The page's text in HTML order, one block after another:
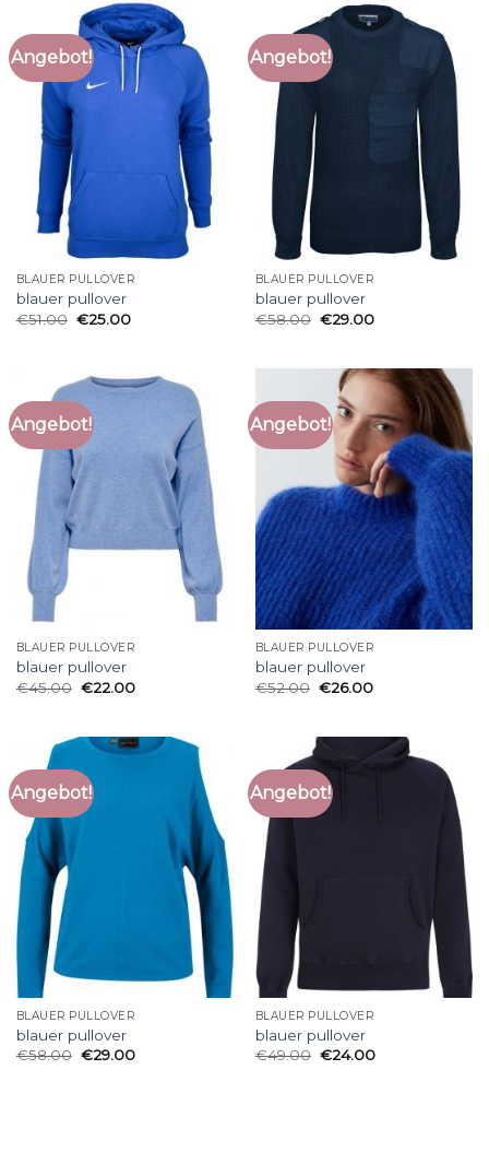
Angebot!
BLAUER PULLOVER
blauer pullover
€51.00 €25.00
Angebot!
BLAUER PULLOVER
blauer pullover
€58.00 €29.00
Angebot!
BLAUER PULLOVER
blauer pullover
€45.00 €22.00
Angebot!
BLAUER PULLOVER
blauer pullover
€52.00 €26.00
Angebot!
BLAUER PULLOVER
blauer pullover
€58.00 €29.00
Angebot!
BLAUER PULLOVER
blauer pullover
€49.00 €24.00